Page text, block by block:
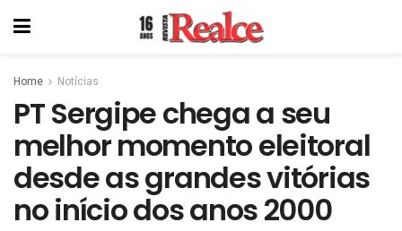
Home Notícias
PT Sergipe chega a seu
melhor momento eleitoral
desde as grandes vitórias
no início dos anos 2000